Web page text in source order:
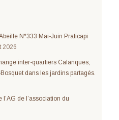
N°333 Mai-Juin Praticapi
2026
inter-quartiers Calanques,
dans les jardins partagés.
de l’association du